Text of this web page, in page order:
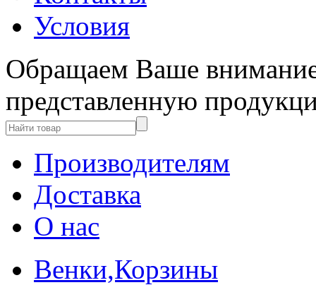
Условия
Обращаем Ваше
представленную
Производителям
Доставка
О нас
Венки,Корзины